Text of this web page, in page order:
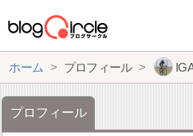
ホーム プロフィール
プロフィール